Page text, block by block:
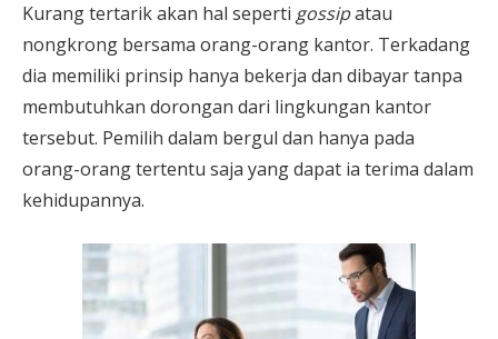
Kurang tertarik akan hal seperti gossipatau
nongkrong bersama orang-orang kantor. Terkadang
dia memiliki prinsip hanya bekerja dan dibayar tanpa
membutuhkan dorongan dari lingkungan kantor
tersebut. Pemilih dalam bergul dan hanya pada
orang-orang tertentu saja yang dapat ia terima dalam
kehidupannya.